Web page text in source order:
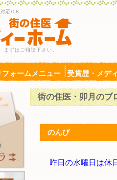
応ＯＫ
まずはご相談下さい。
フォームメニュー 受賞歴・メデ
街の住医・卯月のブ
のんび
【武蔵野市・三鷹
昨日の水曜日は休